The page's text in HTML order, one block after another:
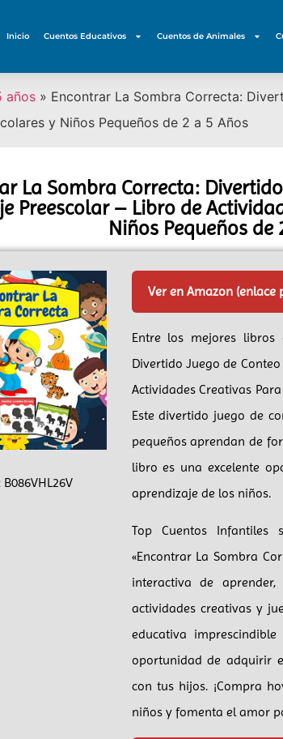
Inicio Cuentos Educativos Cuentos de Animales
años » Encontrar La Sombra Correcta:
y Niños Pequeños de 2 a 5 Años
La Sombra Correcta:
Preescolar – Libro de
Niños Pequeños de
Ver en Amazon (enlace
Entre los mejores libros
Divertido Juego de
Actividades Creativas
Este divertido juego de
pequeños aprendan de
libro es una excelente
aprendizaje de los niños.
Top Cuentos Infantiles
«Encontrar La Sombra
interactiva de
actividades creativas y
educativa
oportunidad de adquirir
con tus hijos. ¡Compra
niños y fomenta el amor